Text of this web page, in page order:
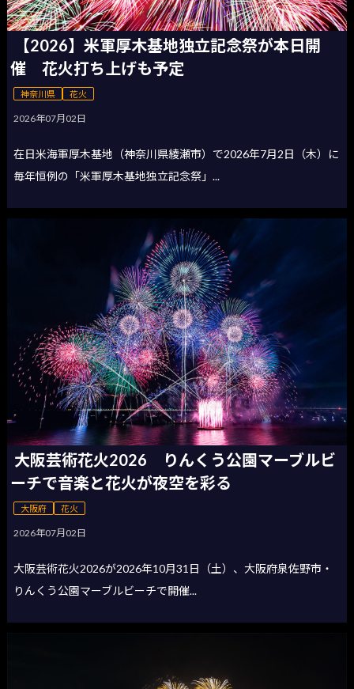
【2026】米軍厚木基地独立記念祭が本日開
催 花火打ち上げも予定
神奈川県 花火
2026年07月02日
在日米海軍厚木基地（神奈川県綾瀬市）で2026年7月2日（木）に
毎年恒例の「米軍厚木基地独立記念祭」...
大阪芸術花火2026 りんくう公園マーブルビ
ーチで音楽と花火が夜空を彩る
大阪府 花火
2026年07月02日
大阪芸術花火2026が2026年10月31日（土）、大阪府泉佐野市・
りんくう公園マーブルビーチで開催...